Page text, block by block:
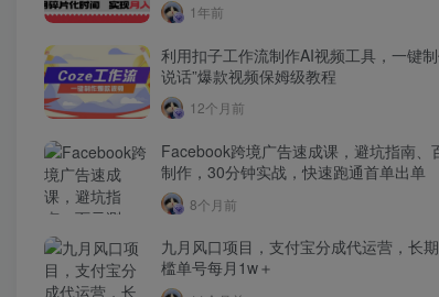
1年前
利用扣子工作流制作AI视频工具，一键
说话”爆款视频保姆级教程
12个月前
Facebook跨境广告速成课，避坑指南、
制作，30分钟实战，快速跑通首单出单
8个月前
九月风口项目，支付宝分成代运营，长
槛单号每月1w＋